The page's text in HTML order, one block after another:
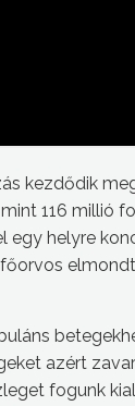
kezdődik
116 millió
helyre
azért
fogunk